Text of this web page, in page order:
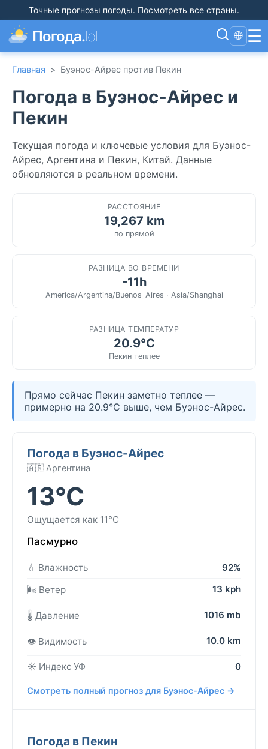
Точные прогнозы погоды. Посмотреть все страны.
Погода.lol 🌐 ☰
Главная > Буэнос-Айрес против Пекин
Погода в Буэнос-Айрес и
Пекин
Текущая погода и ключевые условия для Буэнос-
Айрес, Аргентина и Пекин, Китай. Данные
обновляются в реальном времени.
РАССТОЯНИЕ
19,267 km
по прямой
РАЗНИЦА ВО ВРЕМЕНИ
-11h
America/Argentina/Buenos_Aires · Asia/Shanghai
РАЗНИЦА ТЕМПЕРАТУР
20.9°C
Пекин теплее
Прямо сейчас Пекин заметно теплее —
примерно на 20.9°C выше, чем Буэнос-Айрес.
Погода в Буэнос-Айрес
🇦🇷 Аргентина
13°C
Ощущается как 11°C
Пасмурно
💧 Влажность
92%
🌬️ Ветер
13 kph
🌡️ Давление 1016 mb
👁️ Видимость 10.0 km
☀️ Индекс УФ 0
Смотреть полный прогноз для Буэнос-Айрес →
Погода в Пекин